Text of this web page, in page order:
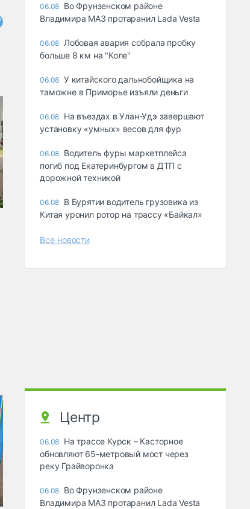
06.08 Во Фрунзенском районе
Владимира МАЗ протаранил Lada Vesta
06.08 Лобовая авария собрала пробку
больше 8 км на "Коле"
06.08 У китайского дальнобойщика на
таможне в Приморье изъяли деньги
06.08 Ha въeздax в Улaн-Удэ зaвepшaют
ycтaнoвкy «yмныx» вecoв для фyp
06.08 Водитель фуры маркетплейса
погиб под Екатеринбургом в ДТП с
дорожной техникой
06.08 В Бурятии водитель грузовика из
Китая уронил ротор на трассу «Байкал»
Все новости
Центр
06.08 На трассе Курск – Касторное
обновляют 65-метровый мост через
реку Грайворонка
06.08 Во Фрунзенском районе
Владимира МАЗ протаранил Lada Vesta